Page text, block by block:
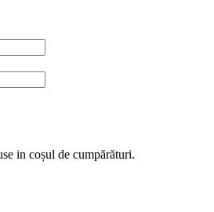
in coșul de cumpărături.